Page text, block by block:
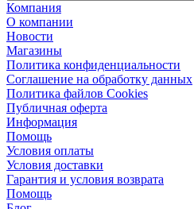
Компания
О компании
Новости
Магазины
Политика конфиденциальности
Соглашение на обработку данных
Политика файлов Cookies
Публичная оферта
Информация
Помощь
Условия оплаты
Условия доставки
Гарантия и условия возврата
Помощь